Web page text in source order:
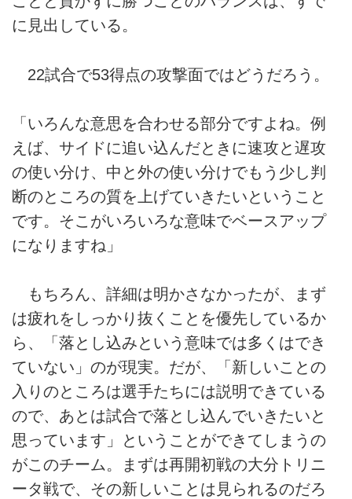
に見出している。
22試合で53得点の攻撃面ではどうだろう。
「いろんな意思を合わせる部分ですよね。例
えば、サイドに追い込んだときに速攻と遅攻
の使い分け、中と外の使い分けでもう少し判
断のところの質を上げていきたいということ
です。そこがいろいろな意味でベースアップ
になりますね」
もちろん、詳細は明かさなかったが、まず
は疲れをしっかり抜くことを優先しているか
ら、「落とし込みという意味では多くはでき
ていない」のが現実。だが、「新しいことの
入りのところは選手たちには説明できている
ので、あとは試合で落とし込んでいきたいと
思っています」ということができてしまうの
がこのチーム。まずは再開初戦の大分トリニ
ータ戦で、その新しいことは見られるのだろ